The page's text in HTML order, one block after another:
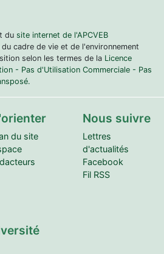
du site internet de l'APCVEB
cadre de vie et de l'environnement
selon les termes de la Licence
- Pas d'Utilisation Commerciale - Pas
du site
Nous suivre
Lettres
d'actualités
Facebook
Fil RSS